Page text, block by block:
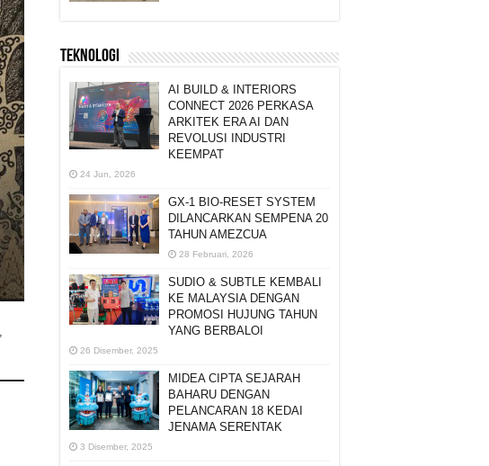
TEKNOLOGI
AI BUILD & INTERIORS
CONNECT 2026 PERKASA
ARKITEK ERA AI DAN
REVOLUSI INDUSTRI
KEEMPAT
24 Jun, 2026
GX-1 BIO-RESET SYSTEM
DILANCARKAN SEMPENA 20
TAHUN AMEZCUA
28 Februari, 2026
SUDIO & SUBTLE KEMBALI
KE MALAYSIA DENGAN
PROMOSI HUJUNG TAHUN
YANG BERBALOI
26 Disember, 2025
MIDEA CIPTA SEJARAH
BAHARU DENGAN
PELANCARAN 18 KEDAI
JENAMA SERENTAK
3 Disember, 2025